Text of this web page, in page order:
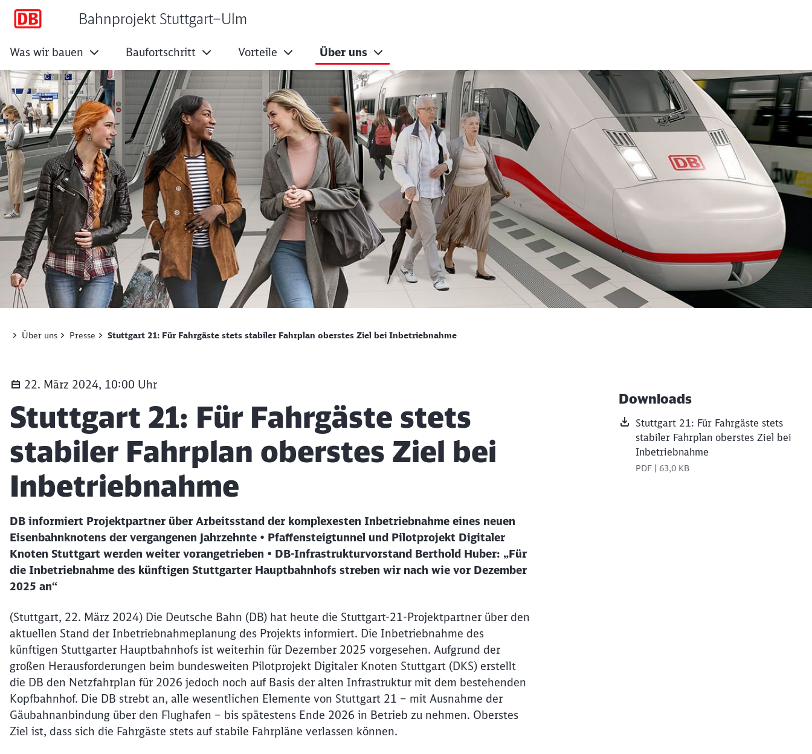
Stuttgart 21: Für Fahrgäste stets stabiler Fahrplan
Bahnprojekt Stuttgart–Ulm
Was wir bauen Baufortschritt Vorteile Über uns
Über uns Presse Stuttgart 21: Für Fahrgäste stets stabiler Fahrplan oberstes Ziel bei Inbetriebnahme
22. März 2024, 10:00 Uhr
Artikel:
Stuttgart 21: Für Fahrgäste stets
stabiler Fahrplan oberstes Ziel bei
Inbetriebnahme
DB informiert Projektpartner über Arbeitsstand der komplexesten Inbetriebnahme eines neuen
Eisenbahnknotens der vergangenen Jahrzehnte • Pfaffensteigtunnel und Pilotprojekt Digitaler
Knoten Stuttgart werden weiter vorangetrieben • DB-Infrastrukturvorstand Berthold Huber: „Für
die Inbetriebnahme des künftigen Stuttgarter Hauptbahnhofs streben wir nach wie vor Dezember
2025 an“
(Stuttgart, 22. März 2024) Die Deutsche Bahn (DB) hat heute die Stuttgart-21-Projektpartner über den
aktuellen Stand der Inbetriebnahmeplanung des Projekts informiert. Die Inbetriebnahme des
künftigen Stuttgarter Hauptbahnhofs ist weiterhin für Dezember 2025 vorgesehen. Aufgrund der
großen Herausforderungen beim bundesweiten Pilotprojekt Digitaler Knoten Stuttgart (DKS) erstellt
die DB den Netzfahrplan für 2026 jedoch noch auf Basis der alten Infrastruktur mit dem bestehenden
Kopfbahnhof. Die DB strebt an, alle wesentlichen Elemente von Stuttgart 21 – mit Ausnahme der
Gäubahnanbindung über den Flughafen – bis spätestens Ende 2026 in Betrieb zu nehmen. Oberstes
Ziel ist, dass sich die Fahrgäste stets auf stabile Fahrpläne verlassen können.
Weiterführende
Downloads
Stuttgart 21: Für Fahrgäste stets
stabiler Fahrplan oberstes Ziel bei
Inbetriebnahme
PDF | 63,0 KB